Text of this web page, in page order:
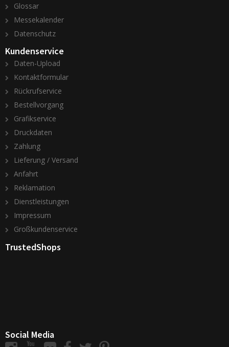
Glossar
Messekalender
Datenschutz
Kundenservice
Daten-Upload
Kontaktformular
Rückrufservice
Bestellvorgang
Grafikservice
Druckdaten
Zahlung
Lieferung / Versand
Anfahrt
Reklamation
Dienstleistungen
Impressum
Großkundenservice
TrustedShops
Social Media